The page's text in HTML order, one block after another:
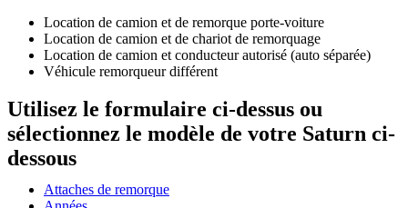
Location de camion et de remorque porte-voiture
Location de camion et de chariot de remorquage
Location de camion et conducteur autorisé (auto séparée)
Véhicule remorqueur différent
Utilisez le formulaire ci-dessus ou
sélectionnez le modèle de votre Saturn ci-
dessous
Attaches de remorque